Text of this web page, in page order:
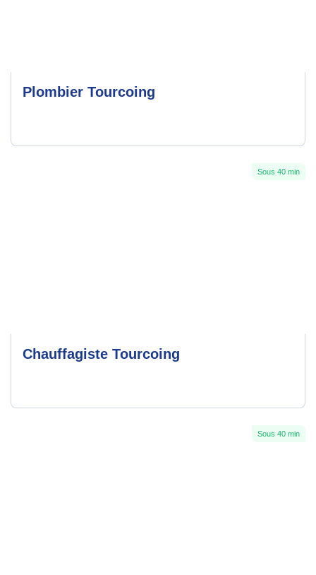
Plombier Tourcoing
Sous 40 min
Chauffagiste Tourcoing
Sous 40 min